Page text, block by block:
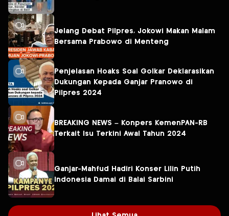
Jelang Debat Pilpres, Jokowi Makan Malam
Bersama Prabowo di Menteng
Penjelasan Hoaks Soal Golkar Deklarasikan
Dukungan Kepada Ganjar Pranowo di
Pilpres 2024
BREAKING NEWS – Konpers KemenPAN-RB
Terkait Isu Terkini Awal Tahun 2024
Ganjar-Mahfud Hadiri Konser Lilin Putih
Indonesia Damai di Balai Sarbini